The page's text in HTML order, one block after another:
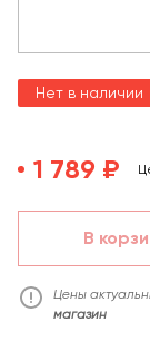
Нет в наличии
1 789 ₽
В
Цены
магазин